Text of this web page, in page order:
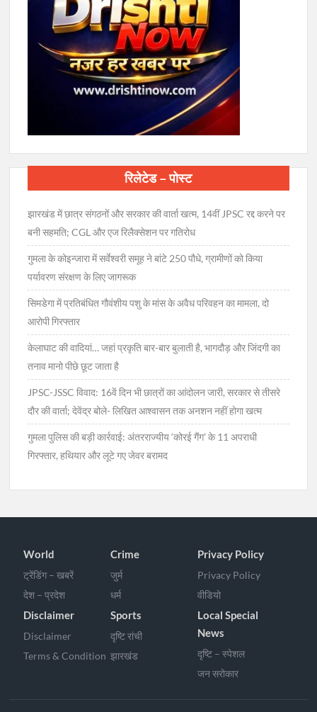
रिलेटेड – पोस्ट
झारखंड में छात्र संगठनों और सरकार की वार्ता खत्म, 14वीं JPSC रद्द करने पर
बनी सहमति; CGL और एज रिलैक्सेशन पर गतिरोध
गुमला के कोइन्जारा में सर्वेश्वरी समूह ने बांटे 250 पौधे, ग्रामीणों को किया
पर्यावरण संरक्षण के लिए जागरूक
सिमडेगा में प्रतिबंधित गौवंशीय पशु के मांस के अवैध परिवहन का मामला, दो
आरोपी गिरफ्तार
केलाघाट की वादियां… जहां प्रकृति बार-बार बुलाती है, भागदौड़ और जिंदगी का
तनाव मानो पीछे छूट जाता है
JPSC-JSSC विवाद: 16वें दिन भी छात्रों का आंदोलन जारी, सरकार से तीसरे
दौर की वार्ता; देवेंद्र बोले- लिखित आश्वासन तक अनशन नहीं होगा खत्म
गुमला पुलिस की बड़ी कार्रवाई: अंतरराज्यीय ‘कोरई गैंग’ के 11 अपराधी
गिरफ्तार, हथियार और लूटे गए जेवर बरामद
World
ट्रेंडिंग – खबरें
देश – प्रदेश
Crime
जुर्म
धर्म
Privacy Policy
Privacy Policy
वीडियो
Disclaimer
Disclaimer
Terms & Condition
Sports
दृष्टि रांची
झारखंड
Local Special
News
दृष्टि – स्पेशल
जन सरोकार